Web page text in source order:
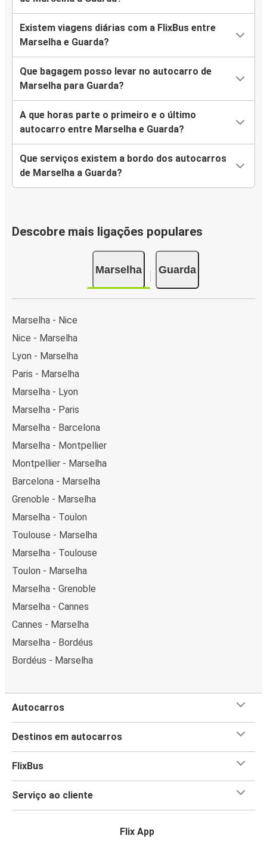
Existem viagens diárias com a FlixBus entre
Marselha e Guarda?
Que bagagem posso levar no autocarro de
Marselha para Guarda?
A que horas parte o primeiro e o último
autocarro entre Marselha e Guarda?
Que serviços existem a bordo dos autocarros
de Marselha a Guarda?
Descobre mais ligações populares
Marselha Guarda
Marselha - Nice
Nice - Marselha
Lyon - Marselha
Paris - Marselha
Marselha - Lyon
Marselha - Paris
Marselha - Barcelona
Marselha - Montpellier
Montpellier - Marselha
Barcelona - Marselha
Grenoble - Marselha
Marselha - Toulon
Toulouse - Marselha
Marselha - Toulouse
Toulon - Marselha
Marselha - Grenoble
Marselha - Cannes
Cannes - Marselha
Marselha - Bordéus
Bordéus - Marselha
Autocarros
Destinos em autocarros
FlixBus
Serviço ao cliente
Flix App